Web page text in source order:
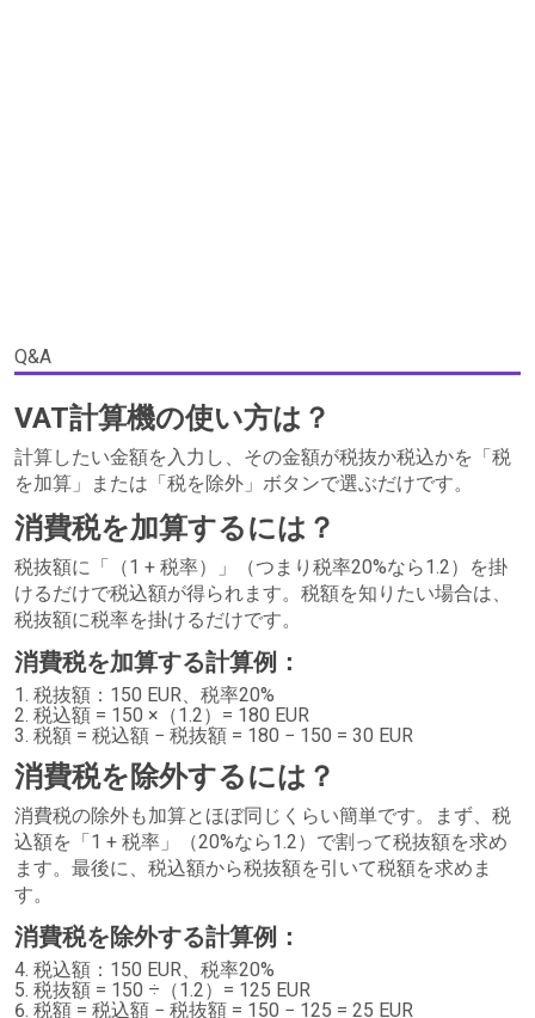
Q&A
VAT計算機の使い方は？
計算したい金額を入力し、その金額が税抜か税込かを「税
を加算」または「税を除外」ボタンで選ぶだけです。
消費税を加算するには？
税抜額に「（1 + 税率）」（つまり税率20%なら1.2）を掛
けるだけで税込額が得られます。税額を知りたい場合は、
税抜額に税率を掛けるだけです。
消費税を加算する計算例：
税抜額：150 EUR、税率20%
税込額 = 150 ×（1.2）= 180 EUR
税額 = 税込額 − 税抜額 = 180 − 150 = 30 EUR
消費税を除外するには？
消費税の除外も加算とほぼ同じくらい簡単です。まず、税
込額を「1 + 税率」（20%なら1.2）で割って税抜額を求め
ます。最後に、税込額から税抜額を引いて税額を求めま
す。
消費税を除外する計算例：
税込額：150 EUR、税率20%
税抜額 = 150 ÷（1.2）= 125 EUR
税額 = 税込額 − 税抜額 = 150 − 125 = 25 EUR